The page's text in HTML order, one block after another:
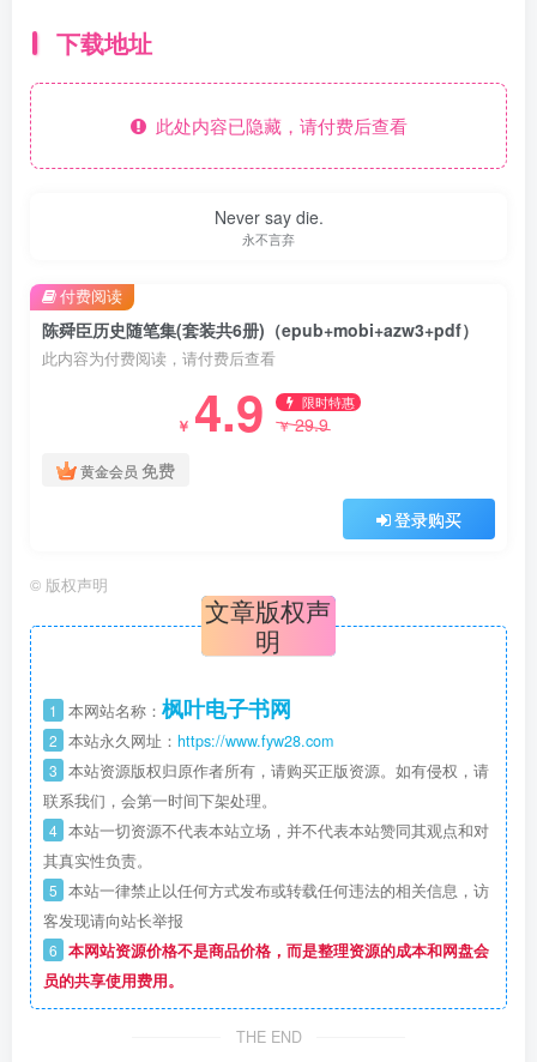
下载地址
此处内容已隐藏，请付费后查看
Never say die.
永不言弃
陈舜臣历史随笔集(套装共6册)（epub+mobi+azw3+pdf）
此内容为付费阅读，请付费后查看
￥ 4.9 限时特惠
￥29.9
黄金会员 免费
登录购买
付费阅读
© 版权声明
文章版权声
明
1 本网站名称： 枫叶电子书网
2 本站永久网址： https://www.fyw28.com
3 本站资源版权归原作者所有，请购买正版资源。如有侵权，请
联系我们，会第一时间下架处理。
4 本站一切资源不代表本站立场，并不代表本站赞同其观点和对
其真实性负责。
5 本站一律禁止以任何方式发布或转载任何违法的相关信息，访
客发现请向站长举报
6 本网站资源价格不是商品价格，而是整理资源的成本和网盘会
员的共享使用费用。
THE END